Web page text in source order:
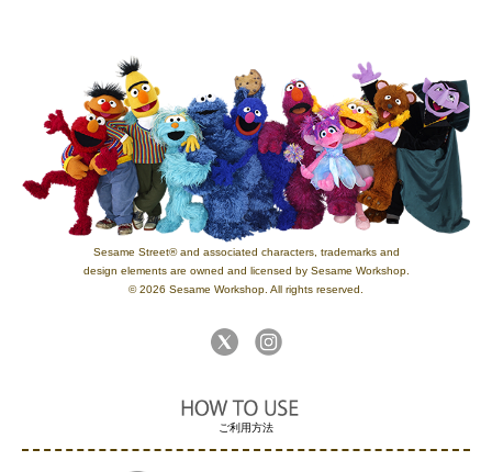
Sesame Street® and associated characters, trademarks and
design elements are owned and licensed by Sesame Workshop.
© 2026 Sesame Workshop. All rights reserved.
ご利用方法